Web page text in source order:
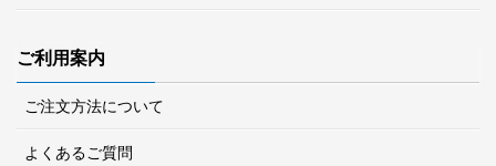
ご利用案内
ご注文方法について
よくあるご質問